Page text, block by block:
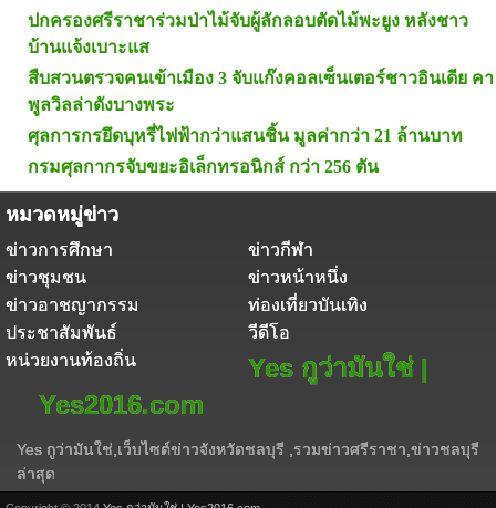
ปกครองศรีราชาร่วมป่าไม้จับผู้ลักลอบตัดไม้พะยูง หลังชาว
บ้านแจ้งเบาะแส
สืบสวนตรวจคนเข้าเมือง 3 จับแก๊งคอลเซ็นเตอร์ชาวอินเดีย คา
พูลวิลล่าดังบางพระ
ศุลการกรยึดบุหรี่ไฟฟ้ากว่าแสนชิ้น มูลค่ากว่า 21 ล้านบาท
กรมศุลกากรจับขยะอิเล็กทรอนิกส์ กว่า 256 ตัน
หมวดหมู่ข่าว
ข่าวการศึกษา
ข่าวกีฬา
ข่าวชุมชน
ข่าวหน้าหนึ่ง
ข่าวอาชญากรรม
ท่องเที่ยวบันเทิง
ประชาสัมพันธ์
วีดีโอ
หน่วยงานท้องถิ่น
Yes กูว่ามันใช่ |
Yes2016.com
Yes กูว่ามันใช่,เว็บไซต์ข่าวจังหวัดชลบุรี ,รวมข่าวศรีราชา,ข่าวชลบุรี
ล่าสุด